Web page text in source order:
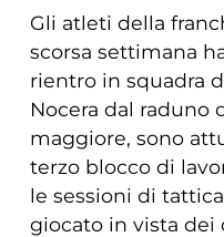
Gli atleti della
scorsa settimana
rientro in squadra
Nocera dal raduno
maggiore, sono
terzo blocco di
le sessioni di
giocato in vista